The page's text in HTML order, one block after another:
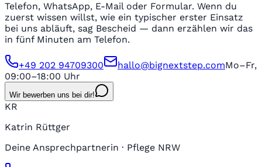
Telefon, WhatsApp, E-Mail oder Formular. Wenn du
zuerst wissen willst, wie ein typischer erster Einsatz
bei uns abläuft, sag Bescheid — dann erzählen wir das
in fünf Minuten am Telefon.
+49 202 94709300 hallo@bignextstep.comMo–Fr,
09:00–18:00 Uhr
Wir bewerben uns bei dir!
KR
Katrin Rüttger
Deine Ansprechpartnerin · Pflege NRW